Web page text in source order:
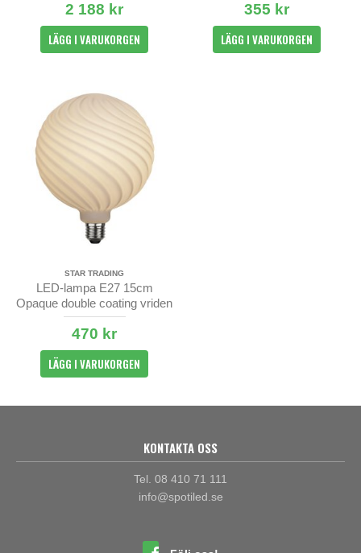
2 188 kr
LÄGG I VARUKORGEN
355 kr
LÄGG I VARUKORGEN
STAR TRADING
LED-lampa E27 15cm
Opaque double coating vriden
470 kr
LÄGG I VARUKORGEN
KONTAKTA OSS
Tel. 08 410 71 111
info@spotiled.se